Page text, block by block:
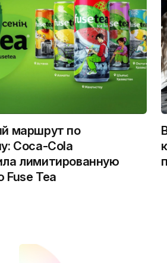
маршрут по
Coca-Cola
лимитированную
Fuse Tea